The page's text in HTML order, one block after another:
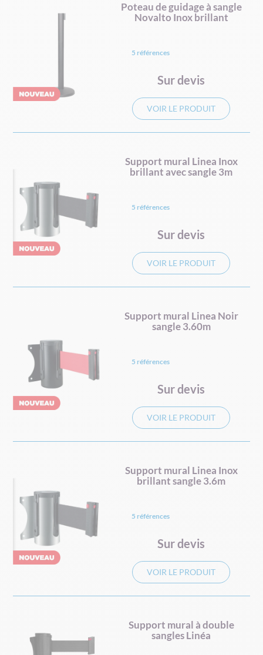
Poteau de guidage à sangle
Novalto Inox brillant
5 références
Sur devis
VOIR LE PRODUIT
Support mural Linea Inox
brillant avec sangle 3m
5 références
Sur devis
VOIR LE PRODUIT
Support mural Linea Noir
sangle 3.60m
5 références
Sur devis
VOIR LE PRODUIT
Support mural Linea Inox
brillant sangle 3.6m
5 références
Sur devis
VOIR LE PRODUIT
Support mural à double
sangles Linéa